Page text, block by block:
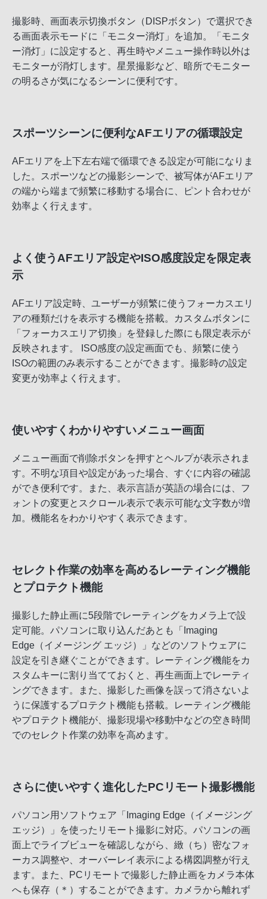
撮影時、画面表示切換ボタン（DISPボタン）で選択でき
る画面表示モードに「モニター消灯」を追加。「モニタ
ー消灯」に設定すると、再生時やメニュー操作時以外は
モニターが消灯します。星景撮影など、暗所でモニター
の明るさが気になるシーンに便利です。
スポーツシーンに便利なAFエリアの循環設定
AFエリアを上下左右端で循環できる設定が可能になりま
した。スポーツなどの撮影シーンで、被写体がAFエリア
の端から端まで頻繁に移動する場合に、ピント合わせが
効率よく行えます。
よく使うAFエリア設定やISO感度設定を限定表
示
AFエリア設定時、ユーザーが頻繁に使うフォーカスエリ
アの種類だけを表示する機能を搭載。カスタムボタンに
「フォーカスエリア切換」を登録した際にも限定表示が
反映されます。 ISO感度の設定画面でも、頻繁に使う
ISOの範囲のみ表示することができます。撮影時の設定
変更が効率よく行えます。
使いやすくわかりやすいメニュー画面
メニュー画面で削除ボタンを押すとヘルプが表示されま
す。不明な項目や設定があった場合、すぐに内容の確認
ができ便利です。また、表示言語が英語の場合には、フ
ォントの変更とスクロール表示で表示可能な文字数が増
加。機能名をわかりやすく表示できます。
セレクト作業の効率を高めるレーティング機能
とプロテクト機能
撮影した静止画に5段階でレーティングをカメラ上で設
定可能。パソコンに取り込んだあとも「Imaging
Edge（イメージング エッジ）」などのソフトウェアに
設定を引き継ぐことができます。レーティング機能をカ
スタムキーに割り当てておくと、再生画面上でレーティ
ングできます。また、撮影した画像を誤って消さないよ
うに保護するプロテクト機能も搭載。レーティング機能
やプロテクト機能が、撮影現場や移動中などの空き時間
でのセレクト作業の効率を高めます。
さらに使いやすく進化したPCリモート撮影機能
パソコン用ソフトウェア「Imaging Edge（イメージング
エッジ）」を使ったリモート撮影に対応。パソコンの画
面上でライブビューを確認しながら、緻（ち）密なフォ
ーカス調整や、オーバーレイ表示による構図調整が行え
ます。また、PCリモートで撮影した静止画をカメラ本体
へも保存（＊）することができます。カメラから離れず